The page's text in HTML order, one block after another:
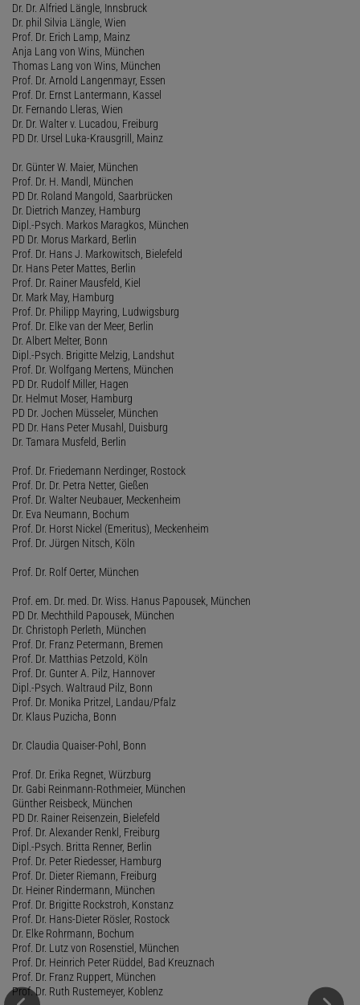
Dr. Dr. Alfried Längle, Innsbruck
Dr. phil Silvia Längle, Wien
Prof. Dr. Erich Lamp, Mainz
Anja Lang von Wins, München
Thomas Lang von Wins, München
Prof. Dr. Arnold Langenmayr, Essen
Prof. Dr. Ernst Lantermann, Kassel
Dr. Fernando Lleras, Wien
Dr. Dr. Walter v. Lucadou, Freiburg
PD Dr. Ursel Luka-Krausgrill, Mainz
Dr. Günter W. Maier, München
Prof. Dr. H. Mandl, München
PD Dr. Roland Mangold, Saarbrücken
Dr. Dietrich Manzey, Hamburg
Dipl.-Psych. Markos Maragkos, München
PD Dr. Morus Markard, Berlin
Prof. Dr. Hans J. Markowitsch, Bielefeld
Dr. Hans Peter Mattes, Berlin
Prof. Dr. Rainer Mausfeld, Kiel
Dr. Mark May, Hamburg
Prof. Dr. Philipp Mayring, Ludwigsburg
Prof. Dr. Elke van der Meer, Berlin
Dr. Albert Melter, Bonn
Dipl.-Psych. Brigitte Melzig, Landshut
Prof. Dr. Wolfgang Mertens, München
PD Dr. Rudolf Miller, Hagen
Dr. Helmut Moser, Hamburg
PD Dr. Jochen Müsseler, München
PD Dr. Hans Peter Musahl, Duisburg
Dr. Tamara Musfeld, Berlin
Prof. Dr. Friedemann Nerdinger, Rostock
Prof. Dr. Dr. Petra Netter, Gießen
Prof. Dr. Walter Neubauer, Meckenheim
Dr. Eva Neumann, Bochum
Prof. Dr. Horst Nickel (Emeritus), Meckenheim
Prof. Dr. Jürgen Nitsch, Köln
Prof. Dr. Rolf Oerter, München
Prof. em. Dr. med. Dr. Wiss. Hanus Papousek, München
PD Dr. Mechthild Papousek, München
Dr. Christoph Perleth, München
Prof. Dr. Franz Petermann, Bremen
Prof. Dr. Matthias Petzold, Köln
Prof. Dr. Gunter A. Pilz, Hannover
Dipl.-Psych. Waltraud Pilz, Bonn
Prof. Dr. Monika Pritzel, Landau/Pfalz
Dr. Klaus Puzicha, Bonn
Dr. Claudia Quaiser-Pohl, Bonn
Prof. Dr. Erika Regnet, Würzburg
Dr. Gabi Reinmann-Rothmeier, München
Günther Reisbeck, München
PD Dr. Rainer Reisenzein, Bielefeld
Prof. Dr. Alexander Renkl, Freiburg
Dipl.-Psych. Britta Renner, Berlin
Prof. Dr. Peter Riedesser, Hamburg
Prof. Dr. Dieter Riemann, Freiburg
Dr. Heiner Rindermann, München
Prof. Dr. Brigitte Rockstroh, Konstanz
Prof. Dr. Hans-Dieter Rösler, Rostock
Dr. Elke Rohrmann, Bochum
Prof. Dr. Lutz von Rosenstiel, München
Prof. Dr. Heinrich Peter Rüddel, Bad Kreuznach
Prof. Dr. Franz Ruppert, München
Prof. Dr. Ruth Rustemeyer, Koblenz